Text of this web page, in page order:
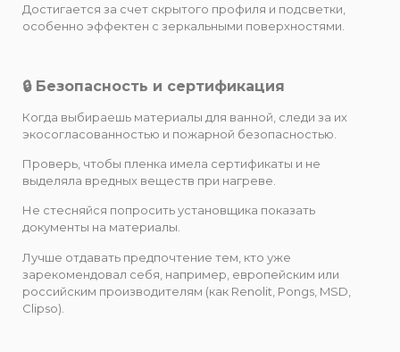
Достигается за счет скрытого профиля и подсветки,
особенно эффектен с зеркальными поверхностями.
🔒 Безопасность и сертификация
Когда выбираешь материалы для ванной, следи за их
экосогласованностью и пожарной безопасностью.
Проверь, чтобы пленка имела сертификаты и не
выделяла вредных веществ при нагреве.
Не стесняйся попросить установщика показать
документы на материалы.
Лучше отдавать предпочтение тем, кто уже
зарекомендовал себя, например, европейским или
российским производителям (как Renolit, Pongs, MSD,
Clipso).